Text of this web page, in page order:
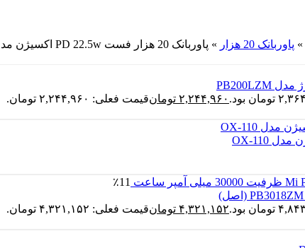
» پاوربانک 20 هزار » پاوربانک 20 هزار فست PD 22.5w اکسیژن مدل OX-70
۲,۲۴۴,۹۶۰ تومانقیمت فعلی: ۲,۲۴۴,۹۶۰ تومان.
٪11
۴,۳۲۱,۱۵۲ تومانقیمت فعلی: ۴,۳۲۱,۱۵۲ تومان.